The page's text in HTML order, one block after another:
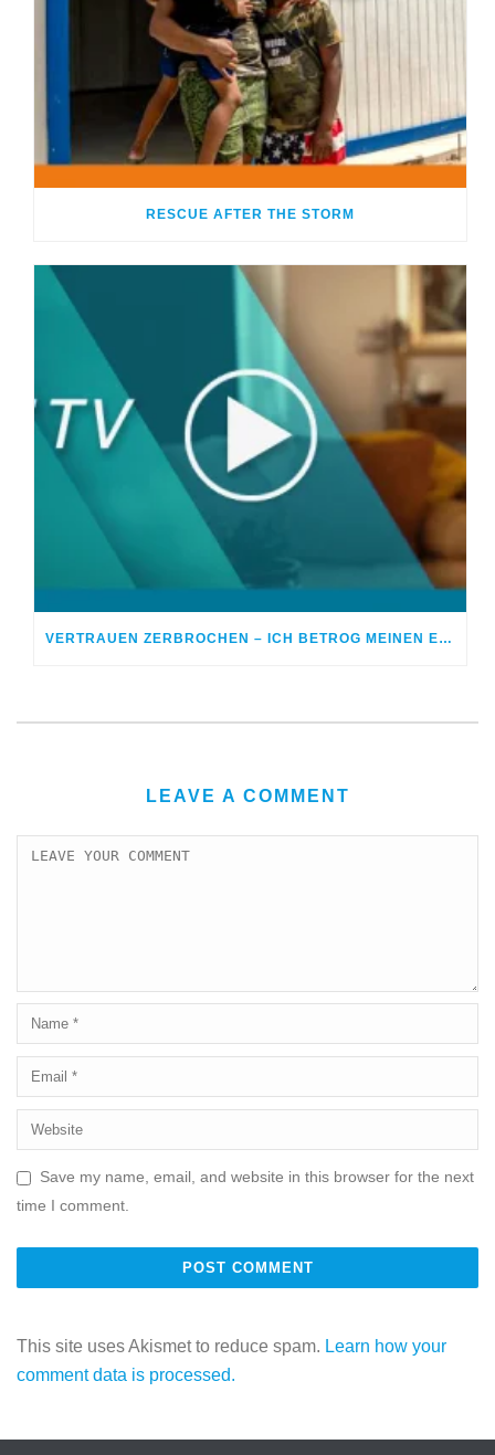
RESCUE AFTER THE STORM
VERTRAUEN ZERBROCHEN – ICH BETROG MEINEN EHEPARTNER
LEAVE A COMMENT
Save my name, email, and website in this browser for the next
time I comment.
This site uses Akismet to reduce spam. Learn how your
comment data is processed.